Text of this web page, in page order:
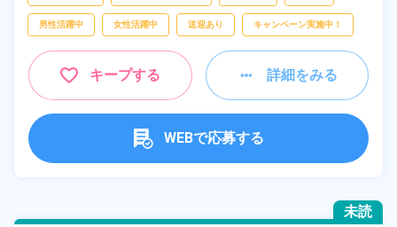
男性活躍中 女性活躍中 送迎あり キャンペーン実施中！
キープする 詳細をみる
WEBで応募する
未読